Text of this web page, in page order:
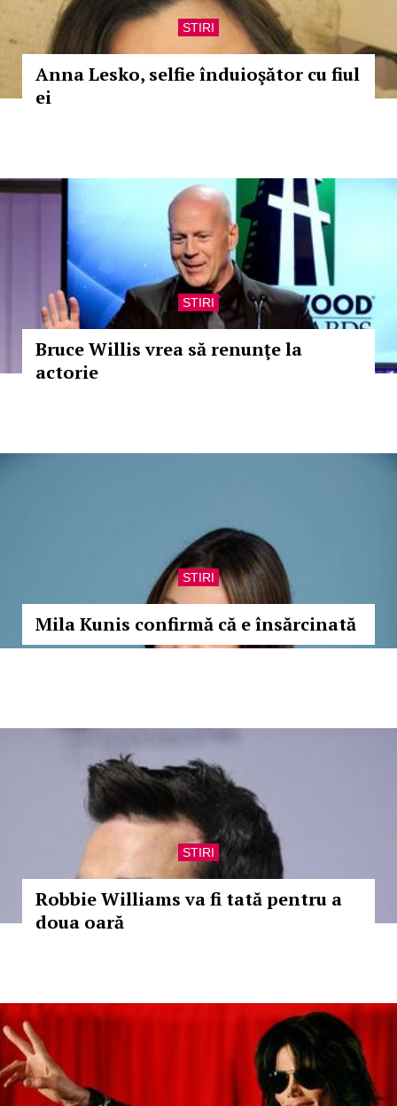
STIRI
Anna Lesko, selfie înduioşător cu fiul
ei
STIRI
Bruce Willis vrea să renunţe la
actorie
STIRI
Mila Kunis confirmă că e însărcinată
STIRI
Robbie Williams va fi tată pentru a
doua oară